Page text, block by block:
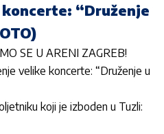
“Druženje
SE U ARENI ZAGREB!
velike koncerte: “Druženje u
koji je izboden u Tuzli: